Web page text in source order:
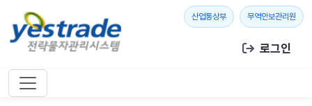
산업통상부새 창 열기무역안보관리원 새
로그인